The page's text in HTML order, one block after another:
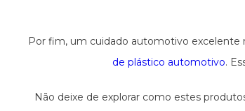
Por fim, um cuidado automotivo excelente
de plástico automotivo.
Não deixe de explorar como estes